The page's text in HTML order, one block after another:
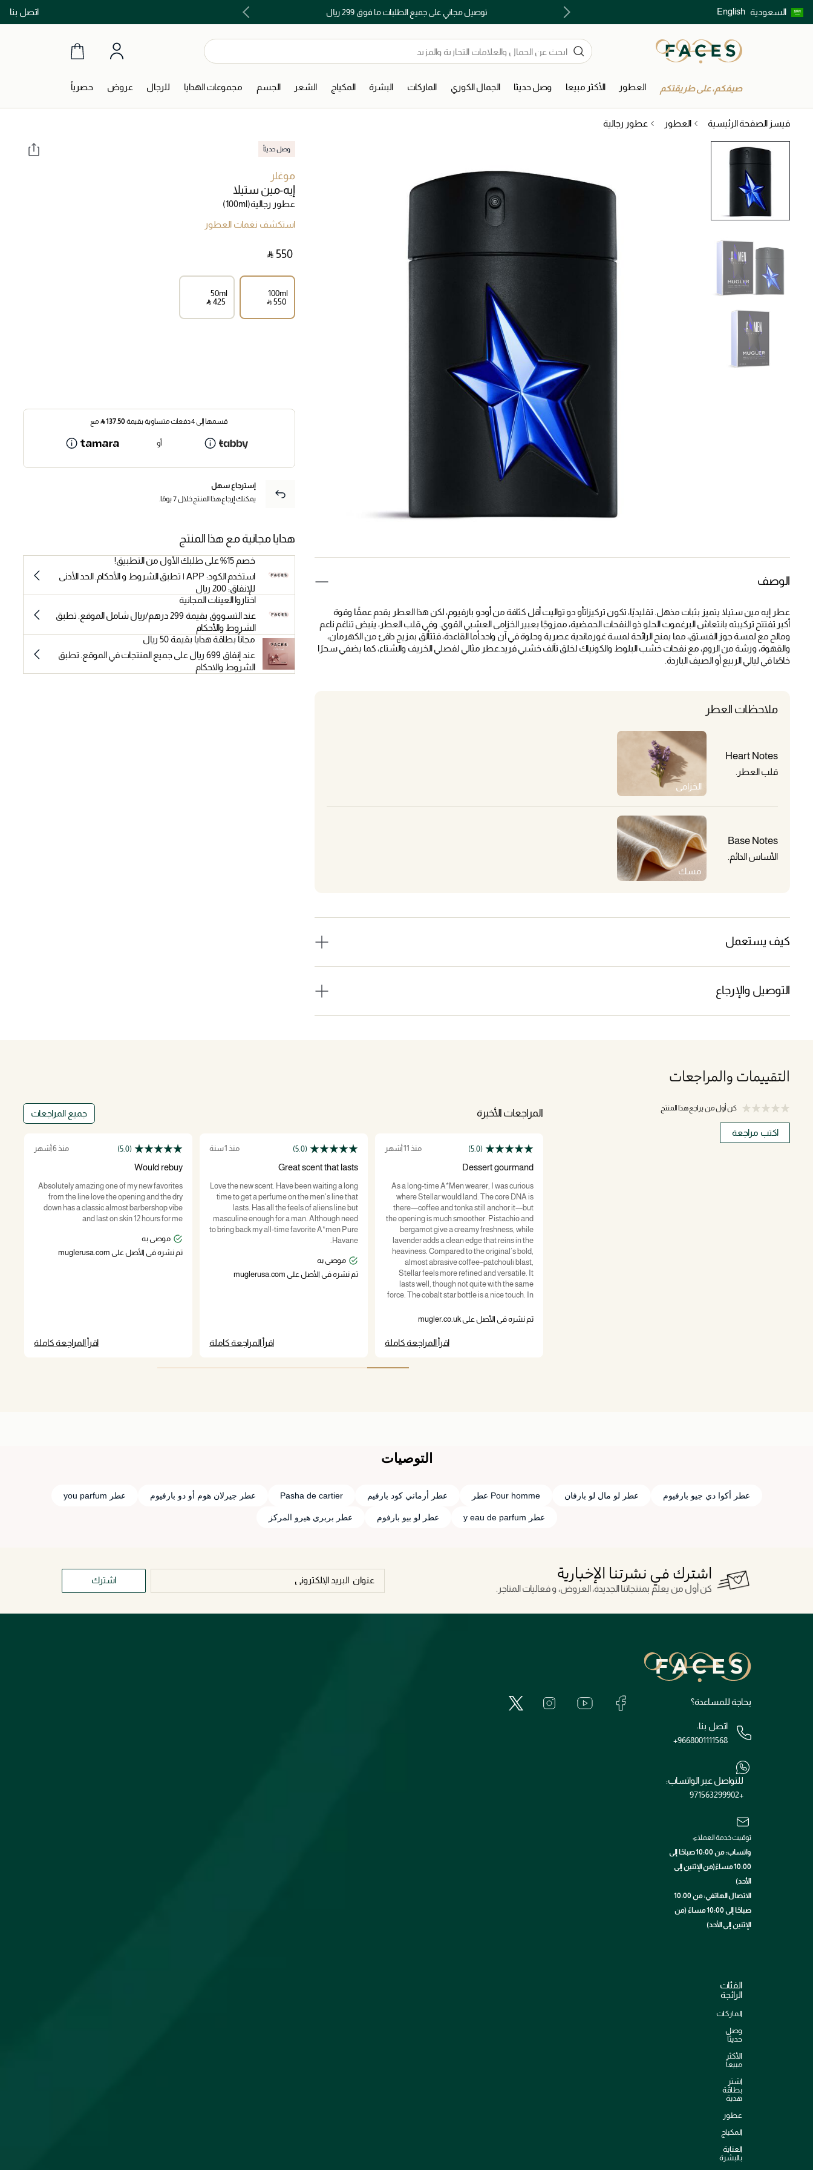
السعودية English اتصل بنااشتري الآن و ادفع لاحقاً مع تابي و تمارا! توصيل مجاني على جميع الطلبات ما فوق 299 ريال اكتشفوا خدمات الجمال المختارة بعناية
صيفكم، على طريقتكم العطور الأكثر مبيعا وصل حديثا الجمال الكوري الماركات البشرة المكياج الشعر الجسم مجموعات الهدايا للرجال عروض حصرياً
فيسز الصفحة الرئيسية العطور عطور رجالية
الوصف
عطر إيه مين ستيلا يتميز بثبات مذهل. تقليديًا، تكون تركيزاتأو دو تواليت أقل كثافة من أودو بارفيوم، لكن هذا العطر يقدم عمقًا وقوة
أكبر.تفتتح تركيبته بانتعاش البرغموت الحلو ذو النفحات الحمضية، ممزوجًا بعبير الخزامى العشبي القوي. وفي قلب العطر، ينبض تناغم ناعم
ومالح مع لمسة جوز الفستق، مما يمنح الرائحة لمسة غورماندية عصرية وحلوة في آن واحد.أما القاعدة، فتتألق بمزيج دافئ من الكهرمان،
والقهوة، ورشة من الروم، مع نفحات خشب البلوط والكونياك لخلق تآلف خشبي فريد.عطر مثالي لفصلي الخريف والشتاء، كما يضفي سحرًا
خاصًا في ليالي الربيع أو الصيف الباردة.
ملاحظات العطر
Heart Notes
قلب العطر.
الخزامى
Base Notes
الأساس الدائم.
مسك
كيف يستعمل
التوصيل والإرجاع
وصل حديثاً
موغلر
إيه-مين ستيلا
عطور رجالية(100ml)
استكشف نغمات العطور
‎ ⃁ ⁦550⁩ ‎
100ml
‎ ⃁ ⁦550⁩ ‎
50ml
‎ ⃁ ⁦425⁩ ‎
قسمها إلى 4 دفعات متساوية بقيمة 137.50
⃁ مع
أو
إسترجاع سهل
يمكنك إرجاع هذا المنتج خلال 7 يومًا.
هدايا مجانية مع هذا المنتج
خصم 15% على طلبك الأول من التطبيق!
استخدم الكود: APP | تطبق الشروط و الأحكام. الحد الأدنى
للإنفاق: 200 ريال
اختاروا العينات المجانية
عند التسووق بقيمة 299 درهم/ريال شامل الموقع. تطبق
الشروط والأحكام
مجاناً بطاقة هدايا بقيمة 50 ريال
عند إنفاق 699 ريال على جميع المنتجات في الموقع. تطبق
الشروط والاحكام
التقييمات والمراجعات
كن أول من يراجع هذا المنتج
اكتب مراجعة
المراجعات الأخيرة جميع المراجعات
(5.0) منذ 11 أشهر
Dessert gourmand
As a long-time A*Men wearer, I was curious
where Stellar would land. The core DNA is
there—coffee and tonka still anchor it—but
the opening is much smoother. Pistachio and
bergamot give a creamy freshness, while
lavender adds a clean edge that reins in the
heaviness. Compared to the original’s bold,
almost abrasive coffee–patchouli blast,
Stellar feels more refined and versatile. It
lasts well, though not quite with the same
force. The cobalt star bottle is a nice touch. In
it, but it’s a polished sibling you’ll reach for
تم نشره في الأصل على mugler.co.uk
اقرأ المراجعة كاملة
(5.0) منذ 1 سنة
Great scent that lasts
Love the new scent. Have been waiting a long
time to get a perfume on the men's line that
lasts. Has all the feels of aliens line but
masculine enough for a man. Although need
to bring back my all-time favorite A*men Pure
Havane.
موصى به
تم نشره في الأصل على muglerusa.com
اقرأ المراجعة كاملة
(5.0) منذ 6 أشهر
Would rebuy
Absolutely amazing one of my new favorites
from the line love the opening and the dry
down has a classic almost barbershop vibe
and last on skin 12 hours for me
موصى به
تم نشره في الأصل على muglerusa.com
اقرأ المراجعة كاملة
التوصيات
عطر أكوا دي جيو بارفيوم عطر لو مال لو بارفان Pour homme عطر عطر أرماني كود بارفيم Pasha de cartier عطر جيرلان هوم أو دو بارفيوم عطر you parfum
عطر y eau de parfum عطر لو بيو بارفوم عطر بربري هيرو المركز
اشترك في نشرتنا الإخبارية
كن أول من يعلم بمنتجاتنا الجديدة، العروض، و فعاليات المتاجر.
اشترك
بحاجة للمساعدة؟
اتصل بنا:
+9668001111568
للتواصل عبر الواتساب:
+971563299902
توقيت خدمة العملاء:
واتساب: من 10:00 صباحًا إلى
10:00 مساءً(من الإثنين إلى
الأحد)
الاتصال الهاتفي: من 10:00
صباحًا إلى 10:00 مساءً (من
الإثنين إلى الأحد)
الفئات
الرائجة
الماركات
وصل
حديثاً
الأكثر
مبيعاً
اشترِ
بطاقة
هدية
عطور
المكياج
العناية
بالبشرة